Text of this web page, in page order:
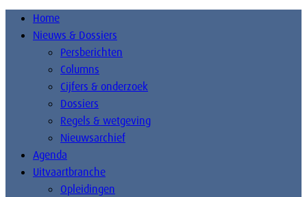
Home
Nieuws & Dossiers
Persberichten
Columns
Cijfers & onderzoek
Dossiers
Regels & wetgeving
Nieuwsarchief
Agenda
Uitvaartbranche
Opleidingen